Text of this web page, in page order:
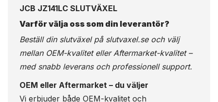
JCB JZ141LC SLUTVÄXEL
Varför välja oss som din leverantör?
Beställ din slutväxel på slutvaxel.seoch välj
mellan OEM-kvalitet eller Aftermarket-kvalitet –
med snabb leverans och professionell support.
OEM eller Aftermarket – du väljer
Vi erbjuder både OEM-kvalitet och